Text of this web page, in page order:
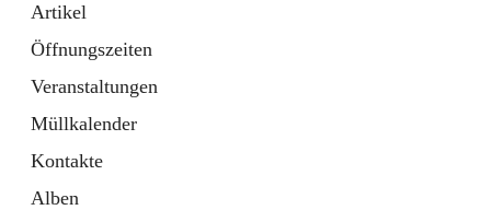
Artikel
Öffnungszeiten
Veranstaltungen
Müllkalender
Kontakte
Alben
Tab
Bundeskanzleramt Österreich
Externe Webseite
öffnet
in
neuem
Tab